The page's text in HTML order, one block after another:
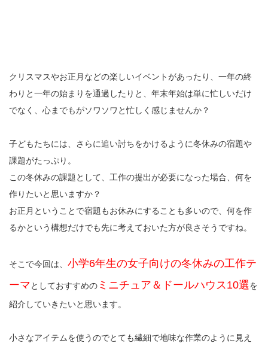
クリスマスやお正月などの楽しいイベントがあったり、一年の終
わりと一年の始まりを通過したりと、年末年始は単に忙しいだけ
でなく、心までもがソワソワと忙しく感じませんか？
子どもたちには、さらに追い討ちをかけるように冬休みの宿題や
課題がたっぷり。
この冬休みの課題として、工作の提出が必要になった場合、何を
作りたいと思いますか？
お正月ということで宿題もお休みにすることも多いので、何を作
るかという構想だけでも先に考えておいた方が良さそうですね。
そこで今回は、 小学6年生の女子向けの冬休みの工作テ
ーマとしておすすめの ミニチュア＆ドールハウス10選を
紹介していきたいと思います。
小さなアイテムを使うのでとても繊細で地味な作業のように見え